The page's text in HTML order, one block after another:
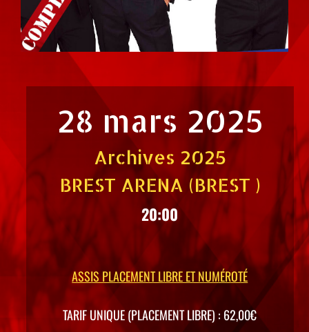
28 mars 2025
Archives 2025
BREST ARENA (BREST )
20:00
ASSIS PLACEMENT LIBRE ET NUMÉROTÉ
TARIF UNIQUE (PLACEMENT LIBRE) : 62,00€